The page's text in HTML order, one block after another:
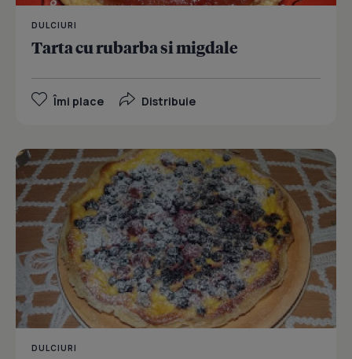
DULCIURI
Tarta cu rubarba si migdale
Îmi place Distribuie
DULCIURI